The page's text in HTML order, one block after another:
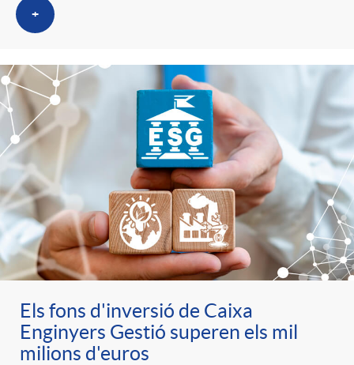
+
Els fons d'inversió de Caixa
Enginyers Gestió superen els mil
milions d'euros